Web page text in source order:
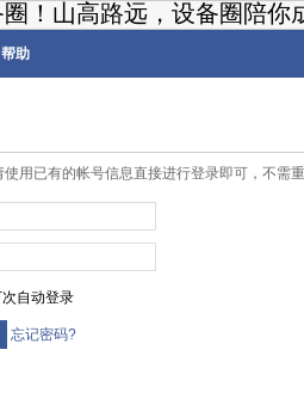
！山高路远，设备圈陪你
帮助
用已有的帐号信息直接进行登录即可，不需
自动登录
忘记密码?